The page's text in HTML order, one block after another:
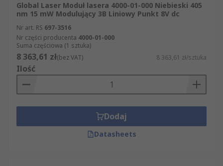
Global Laser Moduł lasera 4000-01-000 Niebieski 405
nm 15 mW Modulujący 3B Liniowy Punkt 8V dc
Nr art. RS 697-3516
Nr części producenta 4000-01-000
Suma częściowa (1 sztuka)
8 363,61 zł(bez VAT) 8 363,61 zł/sztuka
Ilość
Dodaj
Datasheets